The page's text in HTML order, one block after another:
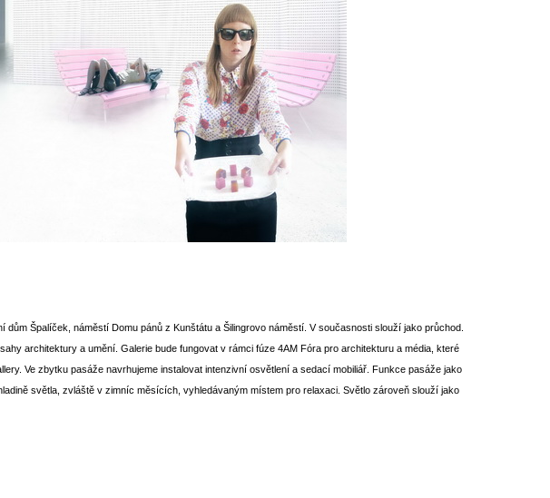
Špalíček, náměstí Domu pánů z Kunštátu a Šilingrovo náměstí. V současnosti slouží jako průchod.
architektury a umění. Galerie bude fungovat v rámci fúze 4AM Fóra pro architekturu a média, které
Ve zbytku pasáže navrhujeme instalovat intenzivní osvětlení a sedací mobiliář. Funkce pasáže jako
světla, zvláště v zimníc měsících, vyhledávaným místem pro relaxaci. Světlo zároveň slouží jako